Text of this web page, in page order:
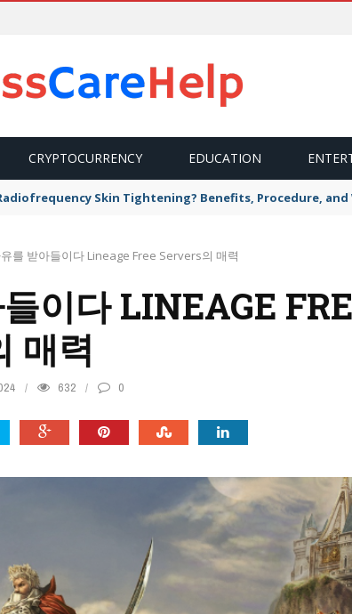
CRYPTOCURRENCY EDUCATION
Skin Tightening? Benefits, Procedure, and
를 받아들이다 Lineage Free Servers의 매력
이다 LINEAGE
매력
632 0